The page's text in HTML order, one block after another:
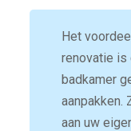
Het
renovatie is
badkamer
aanpakken.
aan uw